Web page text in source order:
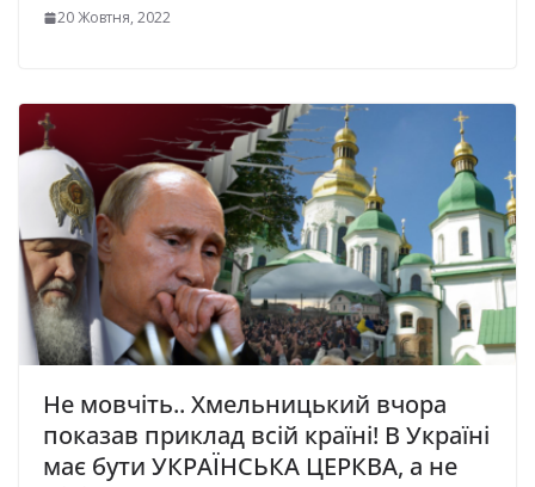
20 Жовтня, 2022
Не мовчіть.. Хмельницький вчора
показав приклад всій країні! В Україні
має бути УКРАЇНСЬКА ЦЕРКВА, а не